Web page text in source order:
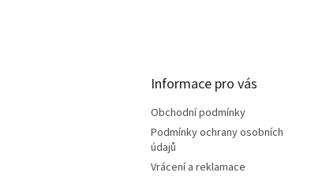
Informace pro vás
Obchodní podmínky
Podmínky ochrany osobních
údajů
Vrácení a reklamace